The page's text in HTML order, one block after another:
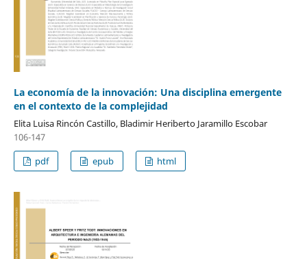
La economía de la innovación: Una disciplina emergente
en el contexto de la complejidad
Elita Luisa Rincón Castillo, Bladimir Heriberto Jaramillo Escobar
106-147
pdf
epub html